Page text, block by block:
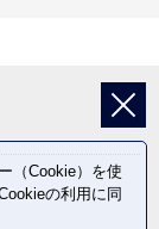
（Cookie）を使
の利用に同